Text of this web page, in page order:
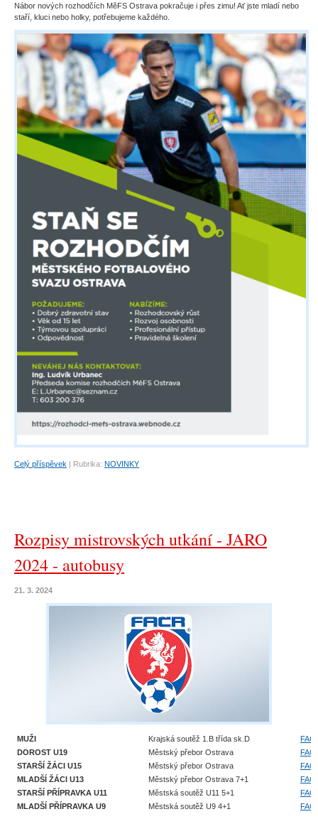
Nábor nových rozhodčích MěFS Ostrava pokračuje i přes zimu! Ať jste mladí nebo
staří, kluci nebo holky, potřebujeme každého.
Celý příspěvek Rubrika: NOVINKY
Rozpisy mistrovských utkání - JARO
2024 - autobusy
21. 3. 2024
MUŽI Krajská soutěž 1.B třída sk.D
DOROST U19
Městský přebor Ostrava
STARŠÍ ŽÁCI U15
Městský přebor Ostrava
MLADŠÍ ŽÁCI U13
Městský přebor Ostrava 7+1
STARŠÍ PŘÍPRAVKA U11
Městská soutěž U11 5+1
MLADŠÍ PŘÍPRAVKA U9
Městská soutěž U9 4+1